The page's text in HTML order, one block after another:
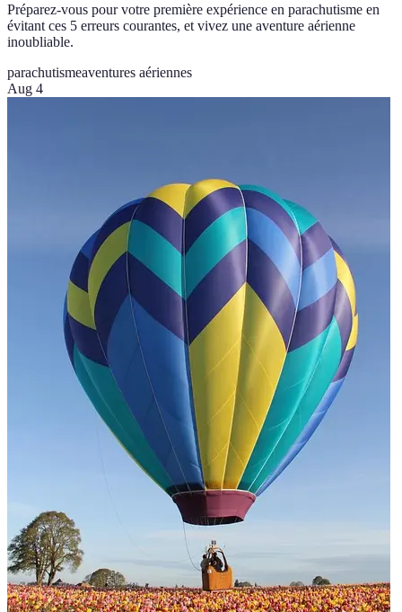
Préparez-vous pour votre première expérience en parachutisme en
évitant ces 5 erreurs courantes, et vivez une aventure aérienne
inoubliable.
parachutismeaventures aériennes
Aug 4